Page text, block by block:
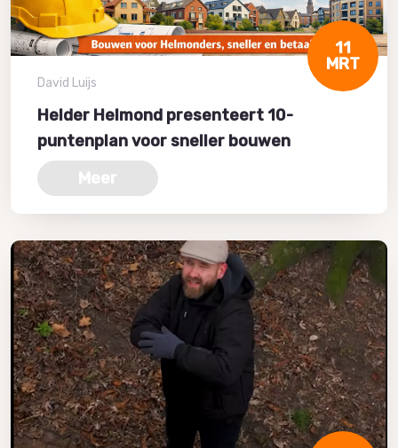
11
MRT
David Luijs
Helder Helmond presenteert 10-
puntenplan voor sneller bouwen
Meer